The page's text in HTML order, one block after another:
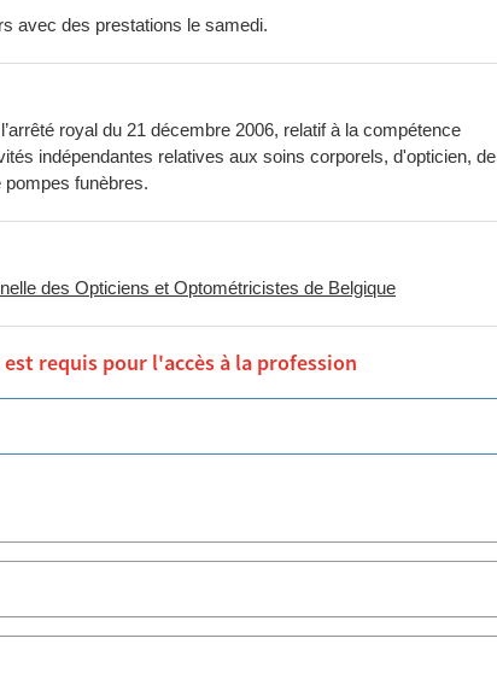
avec des prestations le samedi.
royal du 21 décembre 2006, relatif à la compétence
indépendantes relatives aux soins corporels, d'opticien, de
pompes funèbres.
des Opticiens et Optométricistes de Belgique
requis pour l'accès à la profession